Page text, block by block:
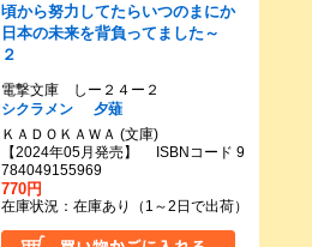
頃から努力してたらいつのまにか
日本の未来を背負ってました～
２
電撃文庫 しー２４ー２
シクラメン
夕薙
ＫＡＤＯＫＡＷＡ (文庫)
【2024年05月発売】 ISBNコード 9
784049155969
770円
在庫状況：在庫あり（1～2日で出荷）